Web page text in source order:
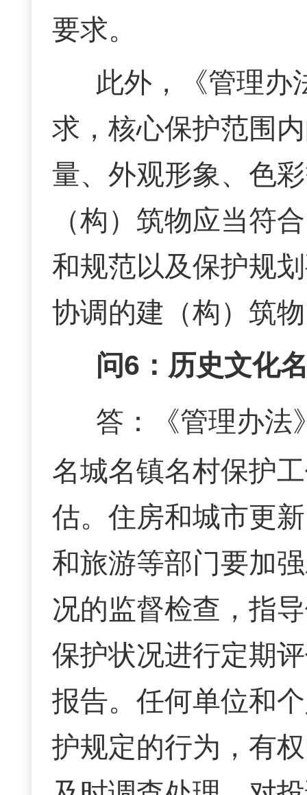
要求。
此外，《管理办
求，核心保护范围
量、外观形象、色
（构）筑物应当符
和规范以及保护规
协调的建（构）筑
问6：历史文化
答：
《管理办法
名城名镇名村保护
估。住房和城市更
和旅游等部门要加
况的监督检查，指
保护状况进行定期
报告。任何单位和
护规定的行为，有